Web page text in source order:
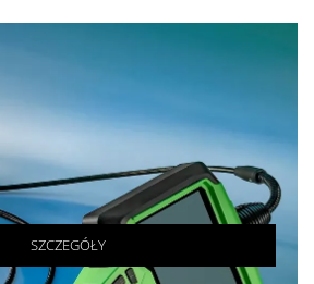
SZCZEGÓŁY